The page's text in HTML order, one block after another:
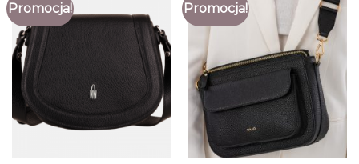
Promocja! Promocja!